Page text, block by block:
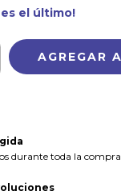
el último!
durante toda la compra.